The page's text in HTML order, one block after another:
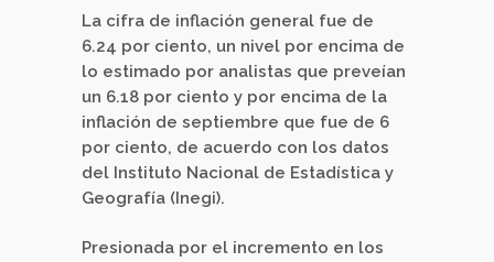
La cifra de inflación general fue de
6.24 por ciento, un nivel por encima de
lo estimado por analistas que preveían
un 6.18 por ciento y por encima de la
inflación de septiembre que fue de 6
por ciento, de acuerdo con los datos
del Instituto Nacional de Estadística y
Geografía (Inegi).
Presionada por el incremento en los